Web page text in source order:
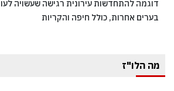
דוגמה להתחדשות עירונית רגישה שעשויה
בערים אחרות, כולל חיפה והקריות
מה הלו"ז